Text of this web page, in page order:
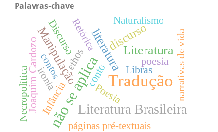
Palavras-chave
Tradução
não se aplicaLiteratura Brasileira
literaturaLiteratura
Manipulação discurso
Joaquim Cardozo conto
Infância
ethos Libras
poesia
Discurso
Poesia
páginas pré-textuais
narrativas de vida
contos
Naturalismo
Necropolítica
Retórica
ironia